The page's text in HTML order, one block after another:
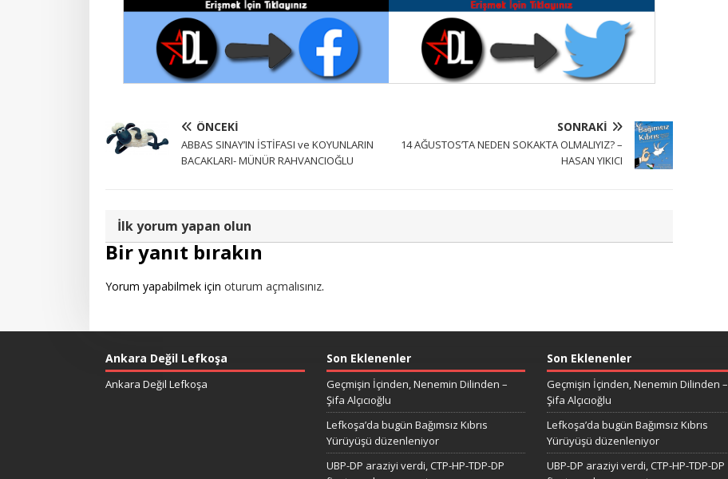
ÖNCEKI
ABBAS SINAY’IN İSTİFASI ve KOYUNLARIN
BACAKLARI- MÜNÜR RAHVANCIOĞLU
SONRAKI
14 AĞUSTOS’TA NEDEN SOKAKTA OLMALIYIZ? –
HASAN YIKICI
İlk yorum yapan olun
Bir yanıt bırakın
Yorum yapabilmek için oturum açmalısınız.
Ankara Değil Lefkoşa
Ankara Değil Lefkoşa
Son Eklenenler
Geçmişin İçinden, Nenemin Dilinden –
Şifa Alçıcıoğlu
Lefkoşa’da bugün Bağımsız Kıbrıs
Yürüyüşü düzenleniyor
UBP-DP araziyi verdi, CTP-HP-TDP-DP
Son Eklenenler
Geçmişin İçinden, Nenemin Dilinden –
Şifa Alçıcıoğlu
Lefkoşa’da bugün Bağımsız Kıbrıs
Yürüyüşü düzenleniyor
UBP-DP araziyi verdi, CTP-HP-TDP-DP